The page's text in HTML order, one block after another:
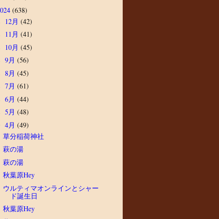
(638)
12月 (42)
11月 (41)
10月 (45)
9月 (56)
8月 (45)
7月 (61)
6月 (44)
5月 (48)
4月 (49)
草分稲荷神社
萩の湯
萩の湯
秋葉原Hey
ウルティマオンラインとシャー
ド誕生日
秋葉原Hey